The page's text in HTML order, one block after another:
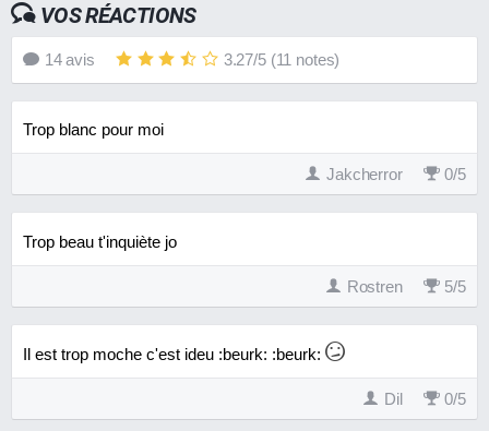
VOS RÉACTIONS
14avis 3.27/5(11 notes)
Trop blanc pour moi
Jakcherror 0/5
Trop beau t'inquiète jo
Rostren 5/5
Il est trop moche c'est ideu :beurk: :beurk:
Dil 0/5